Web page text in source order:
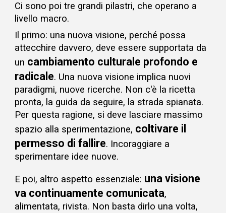
Ci sono poi tre grandi pilastri, che operano a
livello macro.
Il primo: una nuova visione, perché possa
attecchire davvero, deve essere supportata da
un cambiamento culturale profondo e
radicale. Una nuova visione implica nuovi
paradigmi, nuove ricerche. Non c'è la ricetta
pronta, la guida da seguire, la strada spianata.
Per questa ragione, si deve lasciare massimo
spazio alla sperimentazione, coltivare il
permesso di fallire. Incoraggiare a
sperimentare idee nuove.
E poi, altro aspetto essenziale: una visione
va continuamente comunicata,
alimentata, rivista. Non basta dirlo una volta,